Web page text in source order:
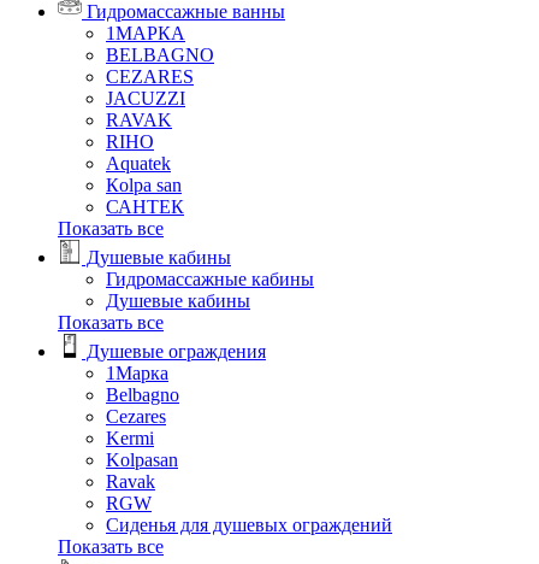
Гидромассажные ванны
1МАРКА
BELBAGNO
CEZARES
JACUZZI
RAVAK
RIHO
Аquatek
Кolpa san
САНТЕК
Показать все
Душевые кабины
Гидромассажные кабины
Душевые кабины
Показать все
Душевые ограждения
1Марка
Belbagno
Cezares
Kermi
Kolpasan
Ravak
RGW
Сиденья для душевых ограждений
Показать все